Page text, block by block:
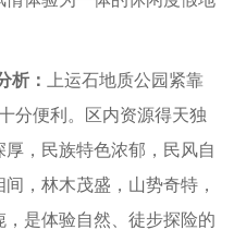
析：
上运石地质公园紧靠
分便利。区内资源得天独
，民族特色浓郁，民风自
，林木茂盛，山势奇特，
是体验自然、徒步探险的